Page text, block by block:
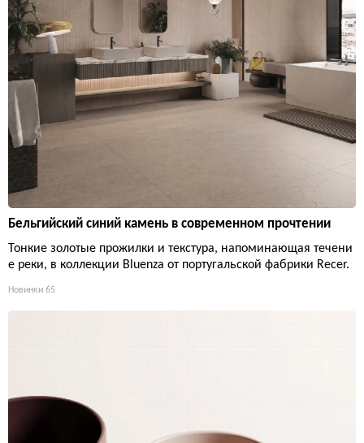
Бельгийский синий камень в современном прочтении
Тонкие золотые прожилки и текстура, напоминающая течени
е реки, в коллекции Bluenza от португальской фабрики Recer.
Новинки 65